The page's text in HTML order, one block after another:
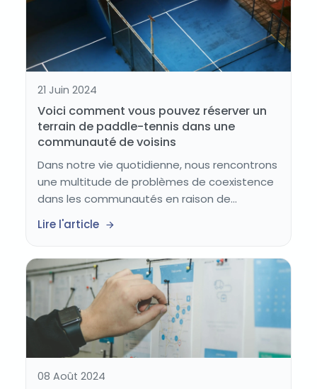
21 Juin 2024
Voici comment vous pouvez réserver un
terrain de paddle-tennis dans une
communauté de voisins
Dans notre vie quotidienne, nous rencontrons
une multitude de problèmes de coexistence
dans les communautés en raison de...
Lire l'article
08 Août 2024